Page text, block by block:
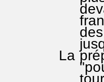
des
La